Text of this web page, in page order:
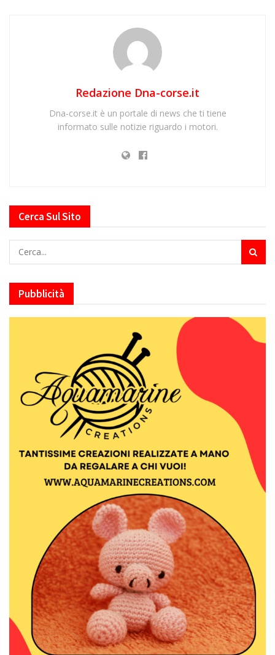
Redazione Dna-corse.it
Dna-corse.it è un portale di news che ti tiene
informato sulle notizie riguardo i motori.
Cerca Sul Sito
Pubblicità